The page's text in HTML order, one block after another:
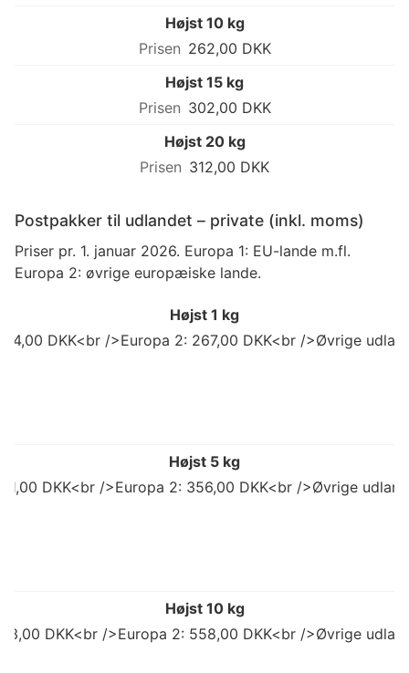
Højst 10 kg
262,00 DKK
Højst 15 kg
302,00 DKK
Højst 20 kg
312,00 DKK
Postpakker til udlandet – private (inkl. moms)
Priser pr. 1. januar 2026. Europa 1: EU-lande m.fl.
Europa 2: øvrige europæiske lande.
Højst 1 kg
DKK<br />Europa 2: 267,00 DKK<br />Øvrige
Højst 5 kg
DKK<br />Europa 2: 356,00 DKK<br />Øvrige
Højst 10 kg
DKK<br />Europa 2: 558,00 DKK<br />Øvrige